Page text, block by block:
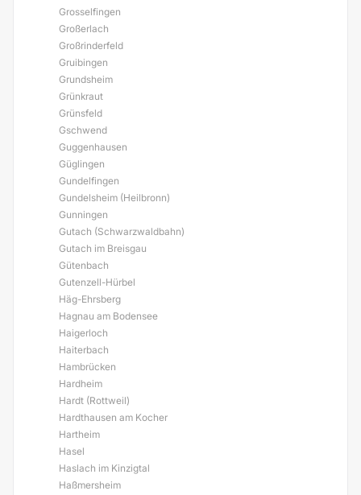
Grosselfingen
Großerlach
Großrinderfeld
Gruibingen
Grundsheim
Grünkraut
Grünsfeld
Gschwend
Guggenhausen
Güglingen
Gundelfingen
Gundelsheim (Heilbronn)
Gunningen
Gutach (Schwarzwaldbahn)
Gutach im Breisgau
Gütenbach
Gutenzell-Hürbel
Häg-Ehrsberg
Hagnau am Bodensee
Haigerloch
Haiterbach
Hambrücken
Hardheim
Hardt (Rottweil)
Hardthausen am Kocher
Hartheim
Hasel
Haslach im Kinzigtal
Haßmersheim